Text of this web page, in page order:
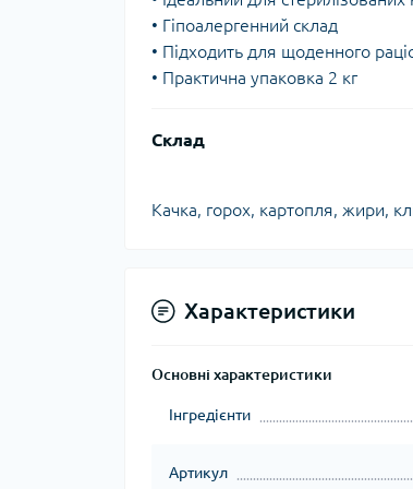
• Гіпоалергенний склад
• Підходить для щоденного
• Практична упаковка 2 кг
Склад
Качка, горох, картопля, жири,
Характеристики
Основні характеристики
Інгредієнти
Артикул